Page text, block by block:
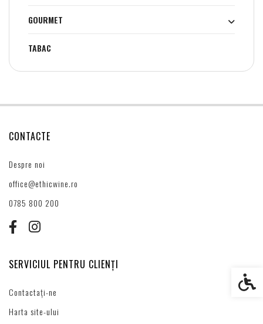
GOURMET
TABAC
CONTACTE
Despre noi
office@ethicwine.ro
0785 800 200
SERVICIUL PENTRU CLIENȚI
Contactați-ne
Harta site-ului
Setări